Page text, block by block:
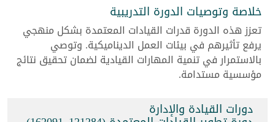
خلاصة وتوصيات الدورة التدريبية
تعزز هذه الدورة قدرات القيادات المعتمدة بشكل منهجي
يرفع تأثيرهم في بيئات العمل الديناميكية. وتوصي
بالاستمرار في تنمية المهارات القيادية لضمان تحقيق نتائج
مؤسسية مستدامة.
دورات القيادة والإدارة